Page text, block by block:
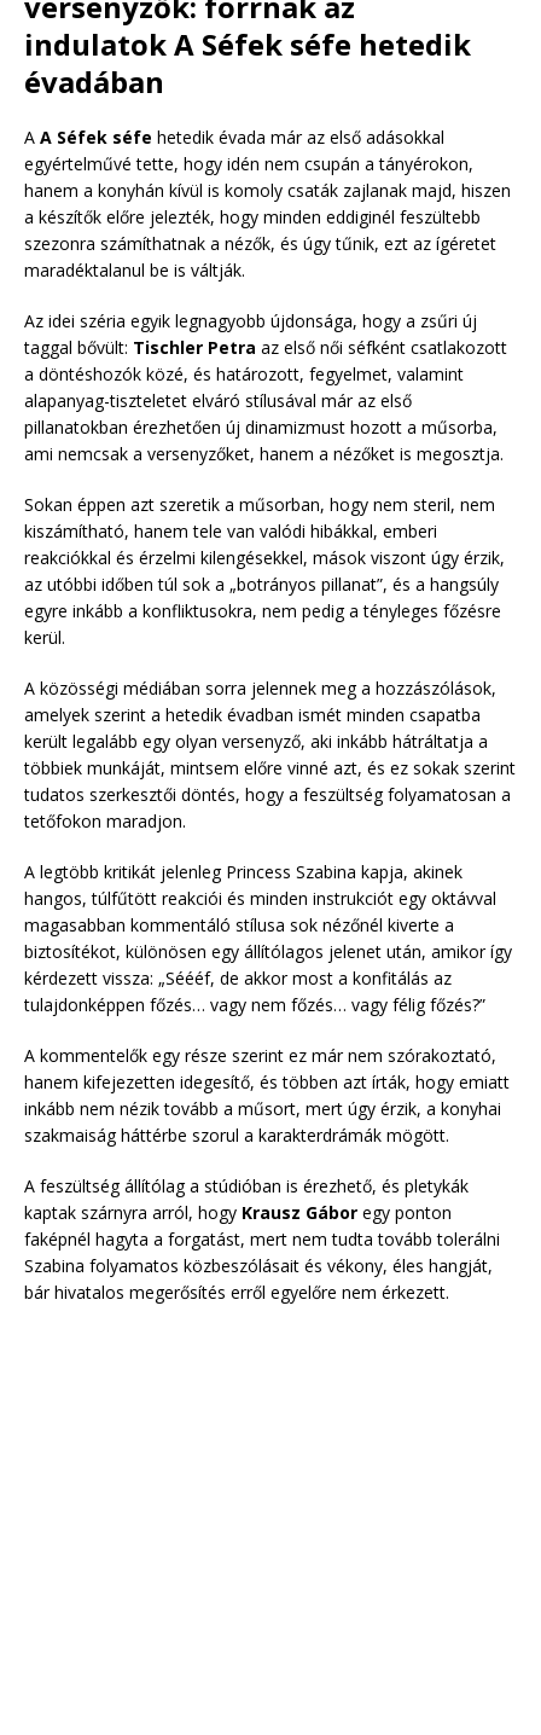
indulatokA Séfek séfe hetedik
évadában
A A Séfek séfe hetedik évada már az első adásokkal
egyértelművé tette, hogy idén nem csupán a tányérokon,
hanem a konyhán kívül is komoly csaták zajlanak majd, hiszen
a készítők előre jelezték, hogy minden eddiginél feszültebb
szezonra számíthatnak a nézők, és úgy tűnik, ezt az ígéretet
maradéktalanul be is váltják.
Az idei széria egyik legnagyobb újdonsága, hogy a zsűri új
taggal bővült: Tischler Petra az első női séfként csatlakozott
a döntéshozók közé, és határozott, fegyelmet, valamint
alapanyag-tiszteletet elváró stílusával már az első
pillanatokban érezhetően új dinamizmust hozott a műsorba,
ami nemcsak a versenyzőket, hanem a nézőket is megosztja.
Sokan éppen azt szeretik a műsorban, hogy nem steril, nem
kiszámítható, hanem tele van valódi hibákkal, emberi
reakciókkal és érzelmi kilengésekkel, mások viszont úgy érzik,
az utóbbi időben túl sok a „botrányos pillanat”, és a hangsúly
egyre inkább a konfliktusokra, nem pedig a tényleges főzésre
kerül.
A közösségi médiában sorra jelennek meg a hozzászólások,
amelyek szerint a hetedik évadban ismét minden csapatba
került legalább egy olyan versenyző, aki inkább hátráltatja a
többiek munkáját, mintsem előre vinné azt, és ez sokak szerint
tudatos szerkesztői döntés, hogy a feszültség folyamatosan a
tetőfokon maradjon.
A legtöbb kritikát jelenleg Princess Szabina kapja, akinek
hangos, túlfűtött reakciói és minden instrukciót egy oktávval
magasabban kommentáló stílusa sok nézőnél kiverte a
biztosítékot, különösen egy állítólagos jelenet után, amikor így
kérdezett vissza: „Séééf, de akkor most a konfitálás az
tulajdonképpen főzés… vagy nem főzés… vagy félig főzés?”
A kommentelők egy része szerint ez már nem szórakoztató,
hanem kifejezetten idegesítő, és többen azt írták, hogy emiatt
inkább nem nézik tovább a műsort, mert úgy érzik, a konyhai
szakmaiság háttérbe szorul a karakterdrámák mögött.
A feszültség állítólag a stúdióban is érezhető, és pletykák
kaptak szárnyra arról, hogy Krausz Gábor egy ponton
faképnél hagyta a forgatást, mert nem tudta tovább tolerálni
Szabina folyamatos közbeszólásait és vékony, éles hangját,
bár hivatalos megerősítés erről egyelőre nem érkezett.